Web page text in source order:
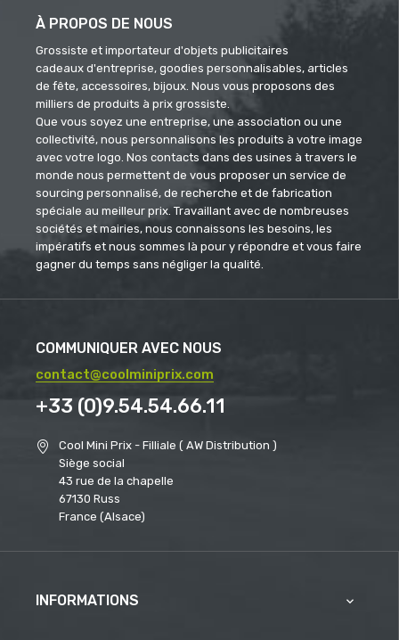
À PROPOS DE NOUS
Grossiste et importateur d'objets publicitaires
cadeaux d'entreprise, goodies personnalisables, articles
de fête, accessoires, bijoux. Nous vous proposons des
milliers de produits à prix grossiste.
Que vous soyez une entreprise, une association ou une
collectivité, nous personnalisons les produits à votre image
avec votre logo. Nos contacts dans des usines à travers le
monde nous permettent de vous proposer un service de
sourcing personnalisé, de recherche et de fabrication
spéciale au meilleur prix. Travaillant avec de nombreuses
sociétés et mairies, nous connaissons les besoins, les
impératifs et nous sommes là pour y répondre et vous faire
gagner du temps sans négliger la qualité.
COMMUNIQUER AVEC NOUS
contact@coolminiprix.com
+33 (0)9.54.54.66.11
Cool Mini Prix - Filliale ( AW Distribution )
Siège social
43 rue de la chapelle
67130 Russ
France (Alsace)
INFORMATIONS 